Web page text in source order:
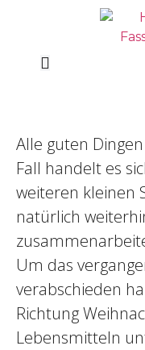
Alle guten
Fall handelt es
weiteren kleinen
natürlich
Um das
verabschieden
Richtung
Lebensmitteln